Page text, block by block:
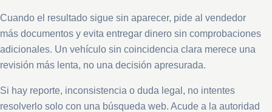
Cuando el resultado sigue sin aparecer, pide al vendedor
más documentos y evita entregar dinero sin comprobaciones
adicionales. Un vehículo sin coincidencia clara merece una
revisión más lenta, no una decisión apresurada.
Si hay reporte, inconsistencia o duda legal, no intentes
resolverlo solo con una búsqueda web. Acude a la autoridad